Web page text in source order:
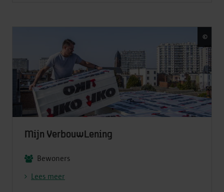
©
Mijn VerbouwLening
Bewoners
Lees meer